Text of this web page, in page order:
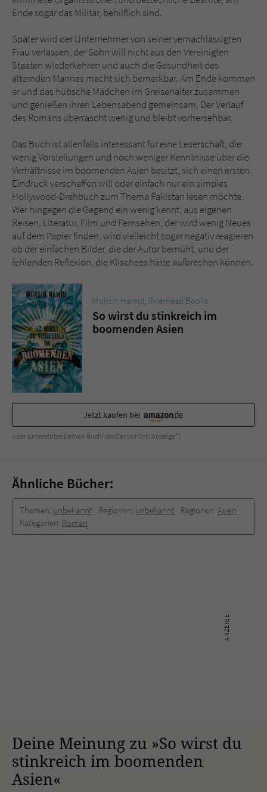
Ende sogar das Militär, behilflich sind.
Später wird der Unternehmer von seiner vernachlässigten
Frau verlassen, der Sohn will nicht aus den Vereinigten
Staaten wiederkehren und auch die Gesundheit des
alternden Mannes macht sich bemerkbar. Am Ende kommen
er und das hübsche Mädchen im Greisenalter zusammen
und genießen ihren Lebensabend gemeinsam. Der Verlauf
des Romans überrascht wenig und bleibt vorhersehbar.
Das Buch ist allenfalls interessant für eine Leserschaft, die
wenig Vorstellungen und noch weniger Kenntnisse über die
Verhältnisse im boomenden Asien besitzt, sich einen ersten
Eindruck verschaffen will oder einfach nur ein simples
Hollywood-Drehbuch zum Thema Pakistan lesen möchte.
Wer hingegen die Gegend ein wenig kennt, aus eigenen
Reisen, Literatur, Film und Fernsehen, der wird wenig Neues
auf dem Papier finden, wird vielleicht sogar negativ reagieren
ob der einfachen Bilder, die der Autor bemüht, und der
fehlenden Reflexion, die Klischees hätte aufbrechen können.
Mohsin Hamid Riverhead Books
So wirst du stinkreich im
boomenden Asien
Jetzt kaufen bei
oder unterstütze Deinen Buchhändler vor Ort (Anzeige*)
Ähnliche Bücher:
Themen: unbekannt Regionen: unbekannt Regionen: Asien
Kategorien: Roman
Deine Meinung zu »So wirst du
stinkreich im boomenden
Asien«